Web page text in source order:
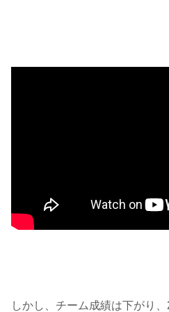
しかし、チーム成績は下がり